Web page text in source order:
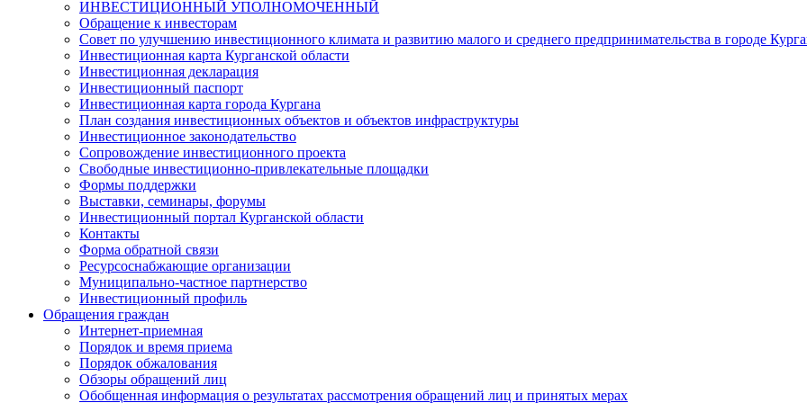
ИНВЕСТИЦИОННЫЙ УПОЛНОМОЧЕННЫЙ
Обращение к инвесторам
Совет по улучшению инвестиционного климата и развитию малого и среднего предпринимательства в городе
Инвестиционная карта Курганской области
Инвестиционная декларация
Инвестиционный паспорт
Инвестиционная карта города Кургана
План создания инвестиционных объектов и объектов инфраструктуры
Инвестиционное законодательство
Сопровождение инвестиционного проекта
Свободные инвестиционно-привлекательные площадки
Формы поддержки
Выставки, семинары, форумы
Инвестиционный портал Курганской области
Контакты
Форма обратной связи
Ресурсоснабжающие организации
Муниципально-частное партнерство
Инвестиционный профиль
Обращения граждан
Интернет-приемная
Порядок и время приема
Порядок обжалования
Обзоры обращений лиц
Обобщенная информация о результатах рассмотрения обращений лиц и принятых мерах